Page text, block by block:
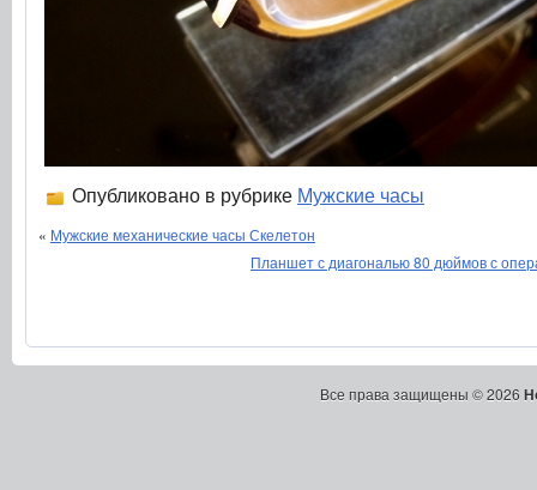
Опубликовано в рубрике Мужские часы
« Мужские механические часы Скелетон
Планшет с диагональю 80 дюймов с
Все права защищены © 2026